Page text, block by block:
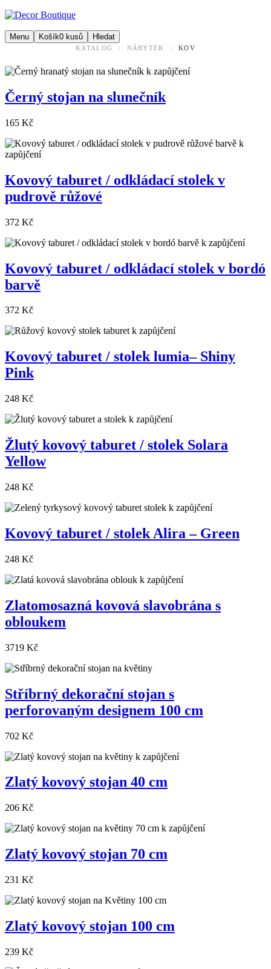
Menu Košík0 kusů Hledat
KATALOG › NÁBYTEK › KOV
Černý stojan na slunečník
165 Kč
Kovový taburet / odkládací stolek v
pudrově růžové
372 Kč
Kovový taburet / odkládací stolek v bordó
barvě
372 Kč
Kovový taburet / stolek lumia– Shiny
Pink
248 Kč
Žlutý kovový taburet / stolek Solara
Yellow
248 Kč
Kovový taburet / stolek Alira – Green
248 Kč
Zlatomosazná kovová slavobrána s
obloukem
3719 Kč
Stříbrný dekorační stojan s
perforovaným designem 100 cm
702 Kč
Zlatý kovový stojan 40 cm
206 Kč
Zlatý kovový stojan 70 cm
231 Kč
Zlatý kovový stojan 100 cm
239 Kč